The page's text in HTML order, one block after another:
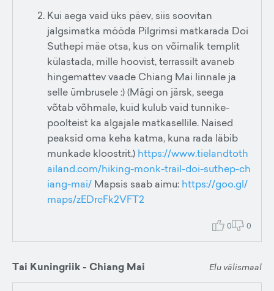
Kui aega vaid üks päev, siis soovitan
jalgsimatka mööda Pilgrimsi matkarada Doi
Suthepi mäe otsa, kus on võimalik templit
külastada, mille hoovist, terrassilt avaneb
hingemattev vaade Chiang Mai linnale ja
selle ümbrusele :) (Mägi on järsk, seega
võtab võhmale, kuid kulub vaid tunnike-
poolteist ka algajale matkasellile. Naised
peaksid oma keha katma, kuna rada läbib
munkade kloostrit.) https://www.tielandtoth
ailand.com/hiking-monk-trail-doi-suthep-ch
iang-mai/ Mapsis saab aimu: https://goo.gl/
maps/zEDrcFk2VFT2
0 0
Tai Kuningriik - Chiang Mai Elu välismaal